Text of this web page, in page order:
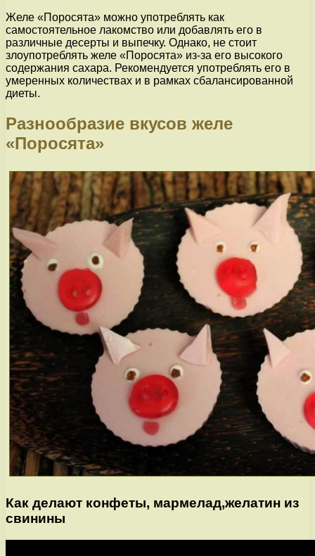
Желе «Поросята» можно употреблять как
самостоятельное лакомство или добавлять его в
различные десерты и выпечку. Однако, не стоит
злоупотреблять желе «Поросята» из-за его высокого
содержания сахара. Рекомендуется употреблять его в
умеренных количествах и в рамках сбалансированной
диеты.
Разнообразие вкусов желе
«Поросята»
Как делают конфеты, мармелад,желатин из
свинины